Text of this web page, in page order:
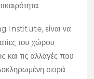
Institute, είναι να
του χώρου
και τις αλλαγές που
σειρά